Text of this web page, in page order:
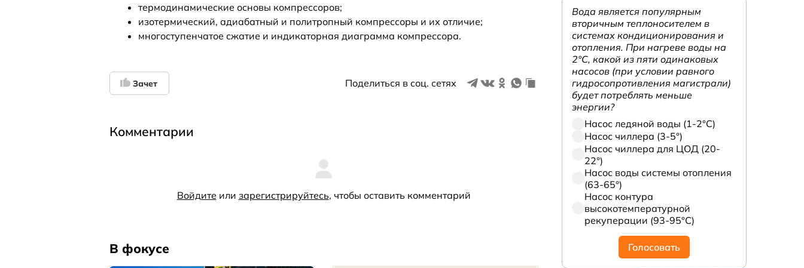
термодинамические основы компрессоров;
изотермический, адиабатный и политропный компрессоры и их отличие;
многоступенчатое сжатие и индикаторная диаграмма компрессора.
Зачет Поделиться в соц. сетях
Комментарии
Войдите или зарегистрируйтесь, чтобы оставить комментарий
В фокусе
Вода является популярным
вторичным теплоносителем в
системах кондиционирования и
отопления. При нагреве воды на
2°С, какой из пяти одинаковых
насосов (при условии равного
гидросопротивления магистрали)
будет потреблять меньше
энергии?
Насос ледяной воды (1-2°С)
Насос чиллера (3-5°)
Насос чиллера для ЦОД (20-
22°)
Насос воды системы отопления
(63-65°)
Насос контура
высокотемпературной
рекуперации (93-95°С)
Голосовать